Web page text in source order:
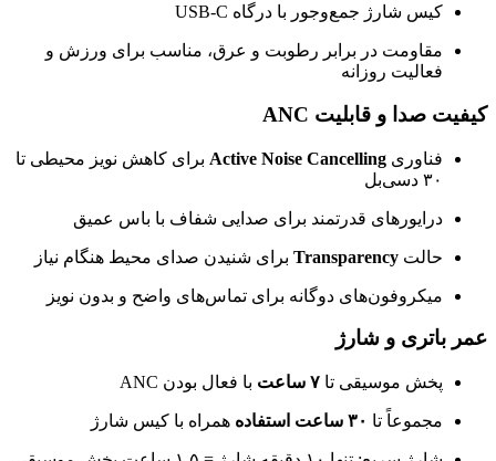
کیس شارژ جمع‌وجور با درگاه USB-C
مقاومت در برابر رطوبت و عرق، مناسب برای ورزش و
فعالیت روزانه
کیفیت صدا و قابلیت ANC
فناوری Active Noise Cancelling برای کاهش نویز محیطی تا
۳۰ دسی‌بل
درایورهای قدرتمند برای صدایی شفاف با باس عمیق
حالت Transparency برای شنیدن صدای محیط هنگام نیاز
میکروفون‌های دوگانه برای تماس‌های واضح و بدون نویز
عمر باتری و شارژ
پخش موسیقی تا ۷ ساعت با فعال بودن ANC
مجموعاً تا ۳۰ ساعت استفاده همراه با کیس شارژ